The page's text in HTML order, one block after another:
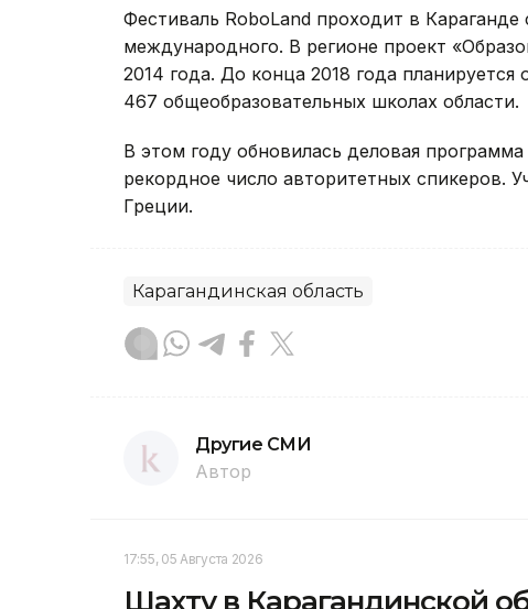
Фестиваль RoboLand проходит в Караганде
международного. В регионе проект
2014 года. До конца 2018 года
467 общеобразовательных школах области.
В этом году обновилась деловая
рекордное число авторитетных спикеров.
Греции.
Карагандинская область
Другие СМИ
Автор
17:55, 05 Августа 2026
Шахту в Карагандинской